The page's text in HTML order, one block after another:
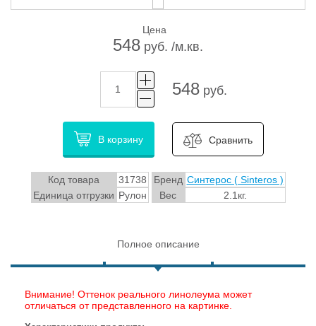
Цена
548 руб. /м.кв.
548руб.
В корзину Сравнить
Код товара 31738 Бренд Синтерос ( Sinteros )
Единица отгрузки Рулон Вес 2.1кг.
Полное описание
Внимание! Оттенок реального линолеума может
отличаться от представленного на картинке.